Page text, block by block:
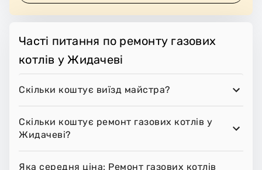
Часті питання по ремонту газових
котлів у Жидачеві
Скільки коштує виїзд майстра?
Скільки коштує ремонт газових котлів у
Жидачеві?
Яка середня ціна: Ремонт газових котлів